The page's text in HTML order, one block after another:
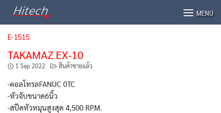
MENU
E-1515
TAKAMAZ EX-10
1 Sep 2022 สินค้าขายแล้ว
-คอลโทรลFANUC 0TC
-หัวจับขนาด6นิ้ว
-สปีดหัวหมุนสูงสุด 4,500 RPM.